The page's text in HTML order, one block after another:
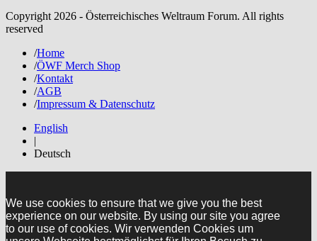
Copyright 2026 - Österreichisches Weltraum Forum. All rights
reserved
/Home
/ÖWF Merch Shop
/Kontakt
/AGB
/Impressum & Datenschutz
English
|
Deutsch
We use cookies to ensure that we give you the best
experience on our website. By using our site you agree
to our use of cookies. Wir verwenden Cookies um